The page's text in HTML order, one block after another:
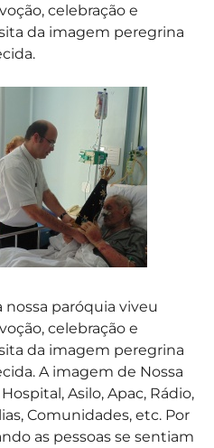
celebração e
da imagem peregrina
nossa paróquia viveu
celebração e
da imagem peregrina
A imagem de Nossa
Asilo, Apac, Rádio,
Comunidades, etc. Por
as pessoas se sentiam